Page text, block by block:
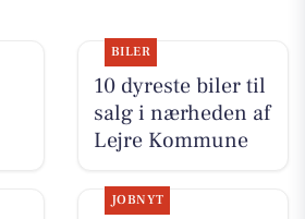
BILER
10 dyreste biler til
salg i nærheden af
Lejre Kommune
JOBNYT